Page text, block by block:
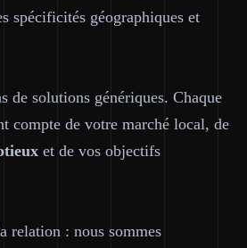
spécificités géographiques et
de solutions génériques. Chaque
compte de votre marché local, de
et de vos objectifs
relation : nous sommes